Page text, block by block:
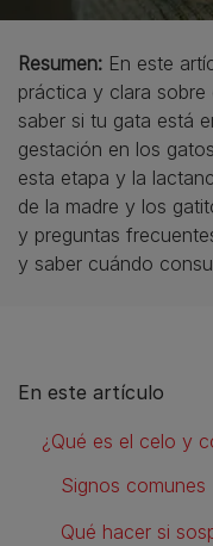
Resumen: En este
práctica y clara
saber si tu gata está
gestación en los
esta etapa y la
de la madre y los
y preguntas
y saber cuándo
En este artículo
¿Qué es el celo y
Signos
Qué hacer si